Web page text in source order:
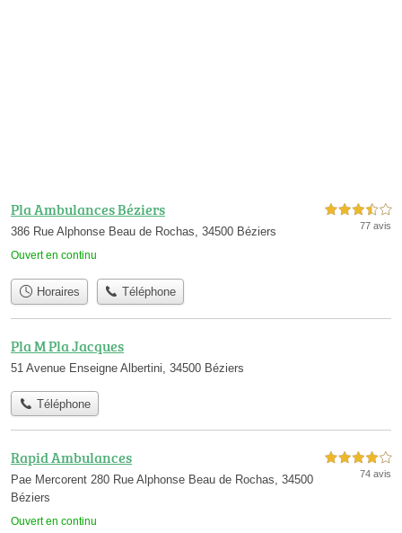
Pla Ambulances Béziers
386 Rue Alphonse Beau de Rochas, 34500 Béziers
Ouvert en continu
3,5 étoiles sur 5
77 avis
Horaires Téléphone
Pla M Pla Jacques
51 Avenue Enseigne Albertini, 34500 Béziers
Téléphone
Rapid Ambulances
Pae Mercorent 280 Rue Alphonse Beau de Rochas, 34500
Béziers
Ouvert en continu
4,0 étoiles sur 5
74 avis